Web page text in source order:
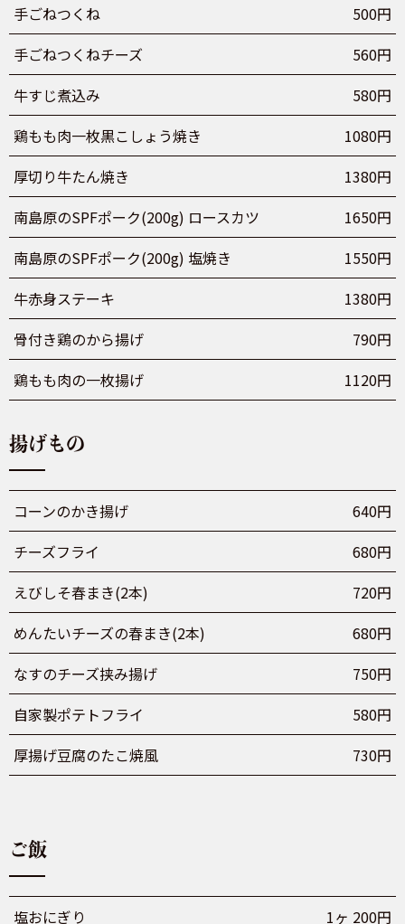
手ごねつくね
500円
手ごねつくねチーズ
560円
牛すじ煮込み
580円
鶏もも肉一枚黒こしょう焼き
1080円
厚切り牛たん焼き
1380円
南島原のSPFポーク(200g) ロースカツ
1650円
南島原のSPFポーク(200g) 塩焼き
1550円
牛赤身ステーキ
1380円
骨付き鶏のから揚げ
790円
鶏もも肉の一枚揚げ
1120円
揚げもの
コーンのかき揚げ
640円
チーズフライ
680円
えびしそ春まき(2本)
720円
めんたいチーズの春まき(2本)
680円
なすのチーズ挟み揚げ
750円
自家製ポテトフライ
580円
厚揚げ豆腐のたこ焼風
730円
ご飯
塩おにぎり 1ヶ 200円